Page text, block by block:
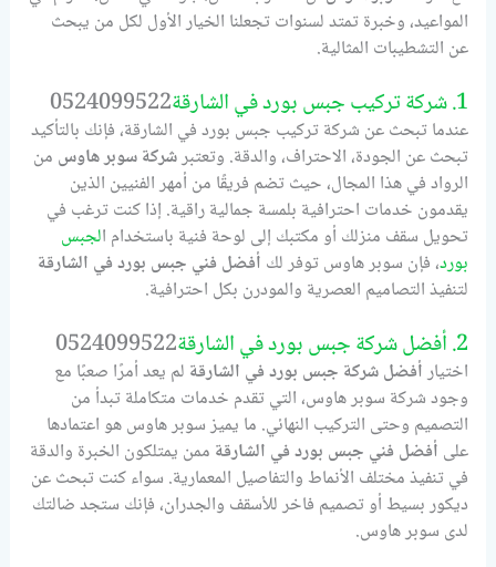
المواعيد، وخبرة تمتد لسنوات تجعلنا الخيار الأول لكل من يبحث
عن التشطيبات المثالية.
1. شركة تركيب جبس بورد في الشارقة 0524099522
عندما تبحث عن شركة تركيب جبس بورد في الشارقة، فإنك بالتأكيد
تبحث عن الجودة، الاحتراف، والدقة. وتعتبرشركة سوبر هاوس من
الرواد في هذا المجال، حيث تضم فريقًا من أمهر الفنيين الذين
يقدمون خدمات احترافية بلمسة جمالية راقية. إذا كنت ترغب في
تحويل سقف منزلك أو مكتبك إلى لوحة فنية باستخدام الجبس
بورد، فإن سوبر هاوس توفر لك أفضل فني جبس بورد في الشارقة
لتنفيذ التصاميم العصرية والمودرن بكل احترافية.
2. أفضل شركة جبس بورد في الشارقة 0524099522
اختيارأفضل شركة جبس بورد في الشارقة لم يعد أمرًا صعبًا مع
وجود شركة سوبر هاوس، التي تقدم خدمات متكاملة تبدأ من
التصميم وحتى التركيب النهائي. ما يميز سوبر هاوس هو اعتمادها
على أفضل فني جبس بورد في الشارقة ممن يمتلكون الخبرة والدقة
في تنفيذ مختلف الأنماط والتفاصيل المعمارية. سواء كنت تبحث عن
ديكور بسيط أو تصميم فاخر للأسقف والجدران، فإنك ستجد ضالتك
لدى سوبر هاوس.